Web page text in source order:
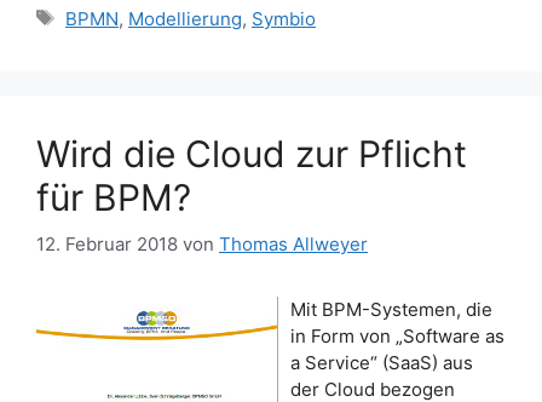
Schlagwörter
BPMN, Modellierung, Symbio
Wird die Cloud zur Pflicht
für BPM?
12. Februar 2018 von Thomas Allweyer
Mit BPM-Systemen, die
in Form von „Software as
a Service“ (SaaS) aus
der Cloud bezogen